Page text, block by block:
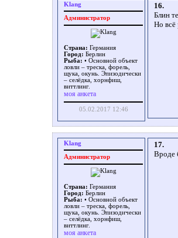
Klang
Администратор
Страна: Германия
Город: Берлин
Рыба: • Основной объект
ловли – треска, форель,
щука, окунь. Эпизодически
– селёдка, хорнфиш,
виттлинг.
моя анкета
05.02.2017 12:46
16.
Блин
Но всё
Klang
Администратор
Страна: Германия
Город: Берлин
Рыба: • Основной объект
ловли – треска, форель,
щука, окунь. Эпизодически
– селёдка, хорнфиш,
виттлинг.
моя анкета
17.
Вроде